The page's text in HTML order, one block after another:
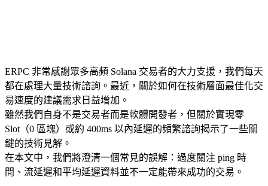
ERPC 非常感謝眾多高頻 Solana 交易者的大力支援，我們每天
都在處理大量技術諮詢。最近，關於如何在技術層面最佳化交
易速度的建議需求日益增加。
雖然我們自身不是交易者而是軟體開發者，但關於實現零
Slot（0 區塊）或約 400ms 以內延遲的頻繁諮詢揭示了一些關
鍵的技術見解。
在本文中，我們將澄清一個常見的誤解：過度關注 ping 時
間、流延遲和平均延遲資料並不一定能帶來成功的交易。